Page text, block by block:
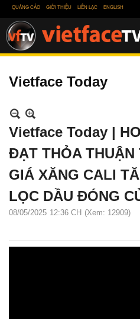
QUẢNG CÁO GIỚI THIỆU LIÊN LẠC ENGLISH
Vietface Today
Vietface Today |
ĐẠT THỎA THUẬN
GIÁ XĂNG CALI
LỌC DẦU ĐÓNG
08/05/2025 12:36 CH (Xem: 12909)